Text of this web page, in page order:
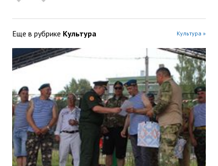
Еще в рубрике Культура Культура »